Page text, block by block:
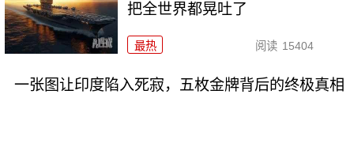
把全世界都晃吐了
最热 阅读 15404
一张图让印度陷入死寂，五枚金牌背后的终极真相